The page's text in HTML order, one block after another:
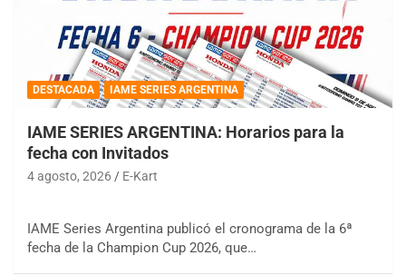
DESTACADA IAME SERIES ARGENTINA
IAME SERIES ARGENTINA: Horarios para la
fecha con Invitados
4 agosto, 2026 E-Kart
IAME Series Argentina publicó el cronograma de la 6ª
fecha de la Champion Cup 2026, que…